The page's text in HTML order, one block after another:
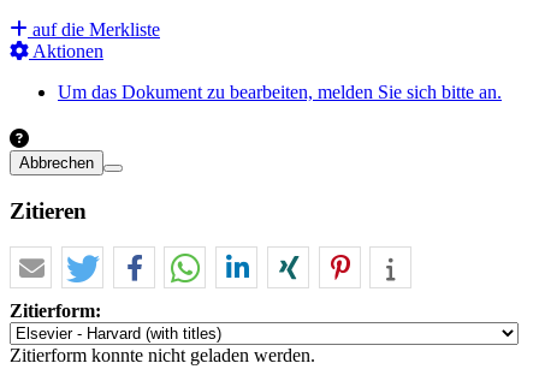
auf die Merkliste
Aktionen
Um das Dokument zu bearbeiten, melden Sie sich bitte an.
Abbrechen
Zitieren
Zitierform:
Zitierform konnte nicht geladen werden.